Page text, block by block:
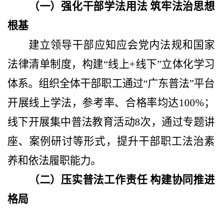
（一）强化干部学法用法 筑牢法治思想
根基
建立领导干部应知应会党内法规和国家
法律清单制度，构建“线上+线下”立体化学习
体系。组织全体干部职工通过“广东普法”平台
开展线上学法，参考率、合格率均达100%；
线下开展集中普法教育活动8次，通过专题讲
座、案例研讨等形式，提升干部职工法治素
养和依法履职能力。
（二）压实普法工作责任 构建协同推进
格局